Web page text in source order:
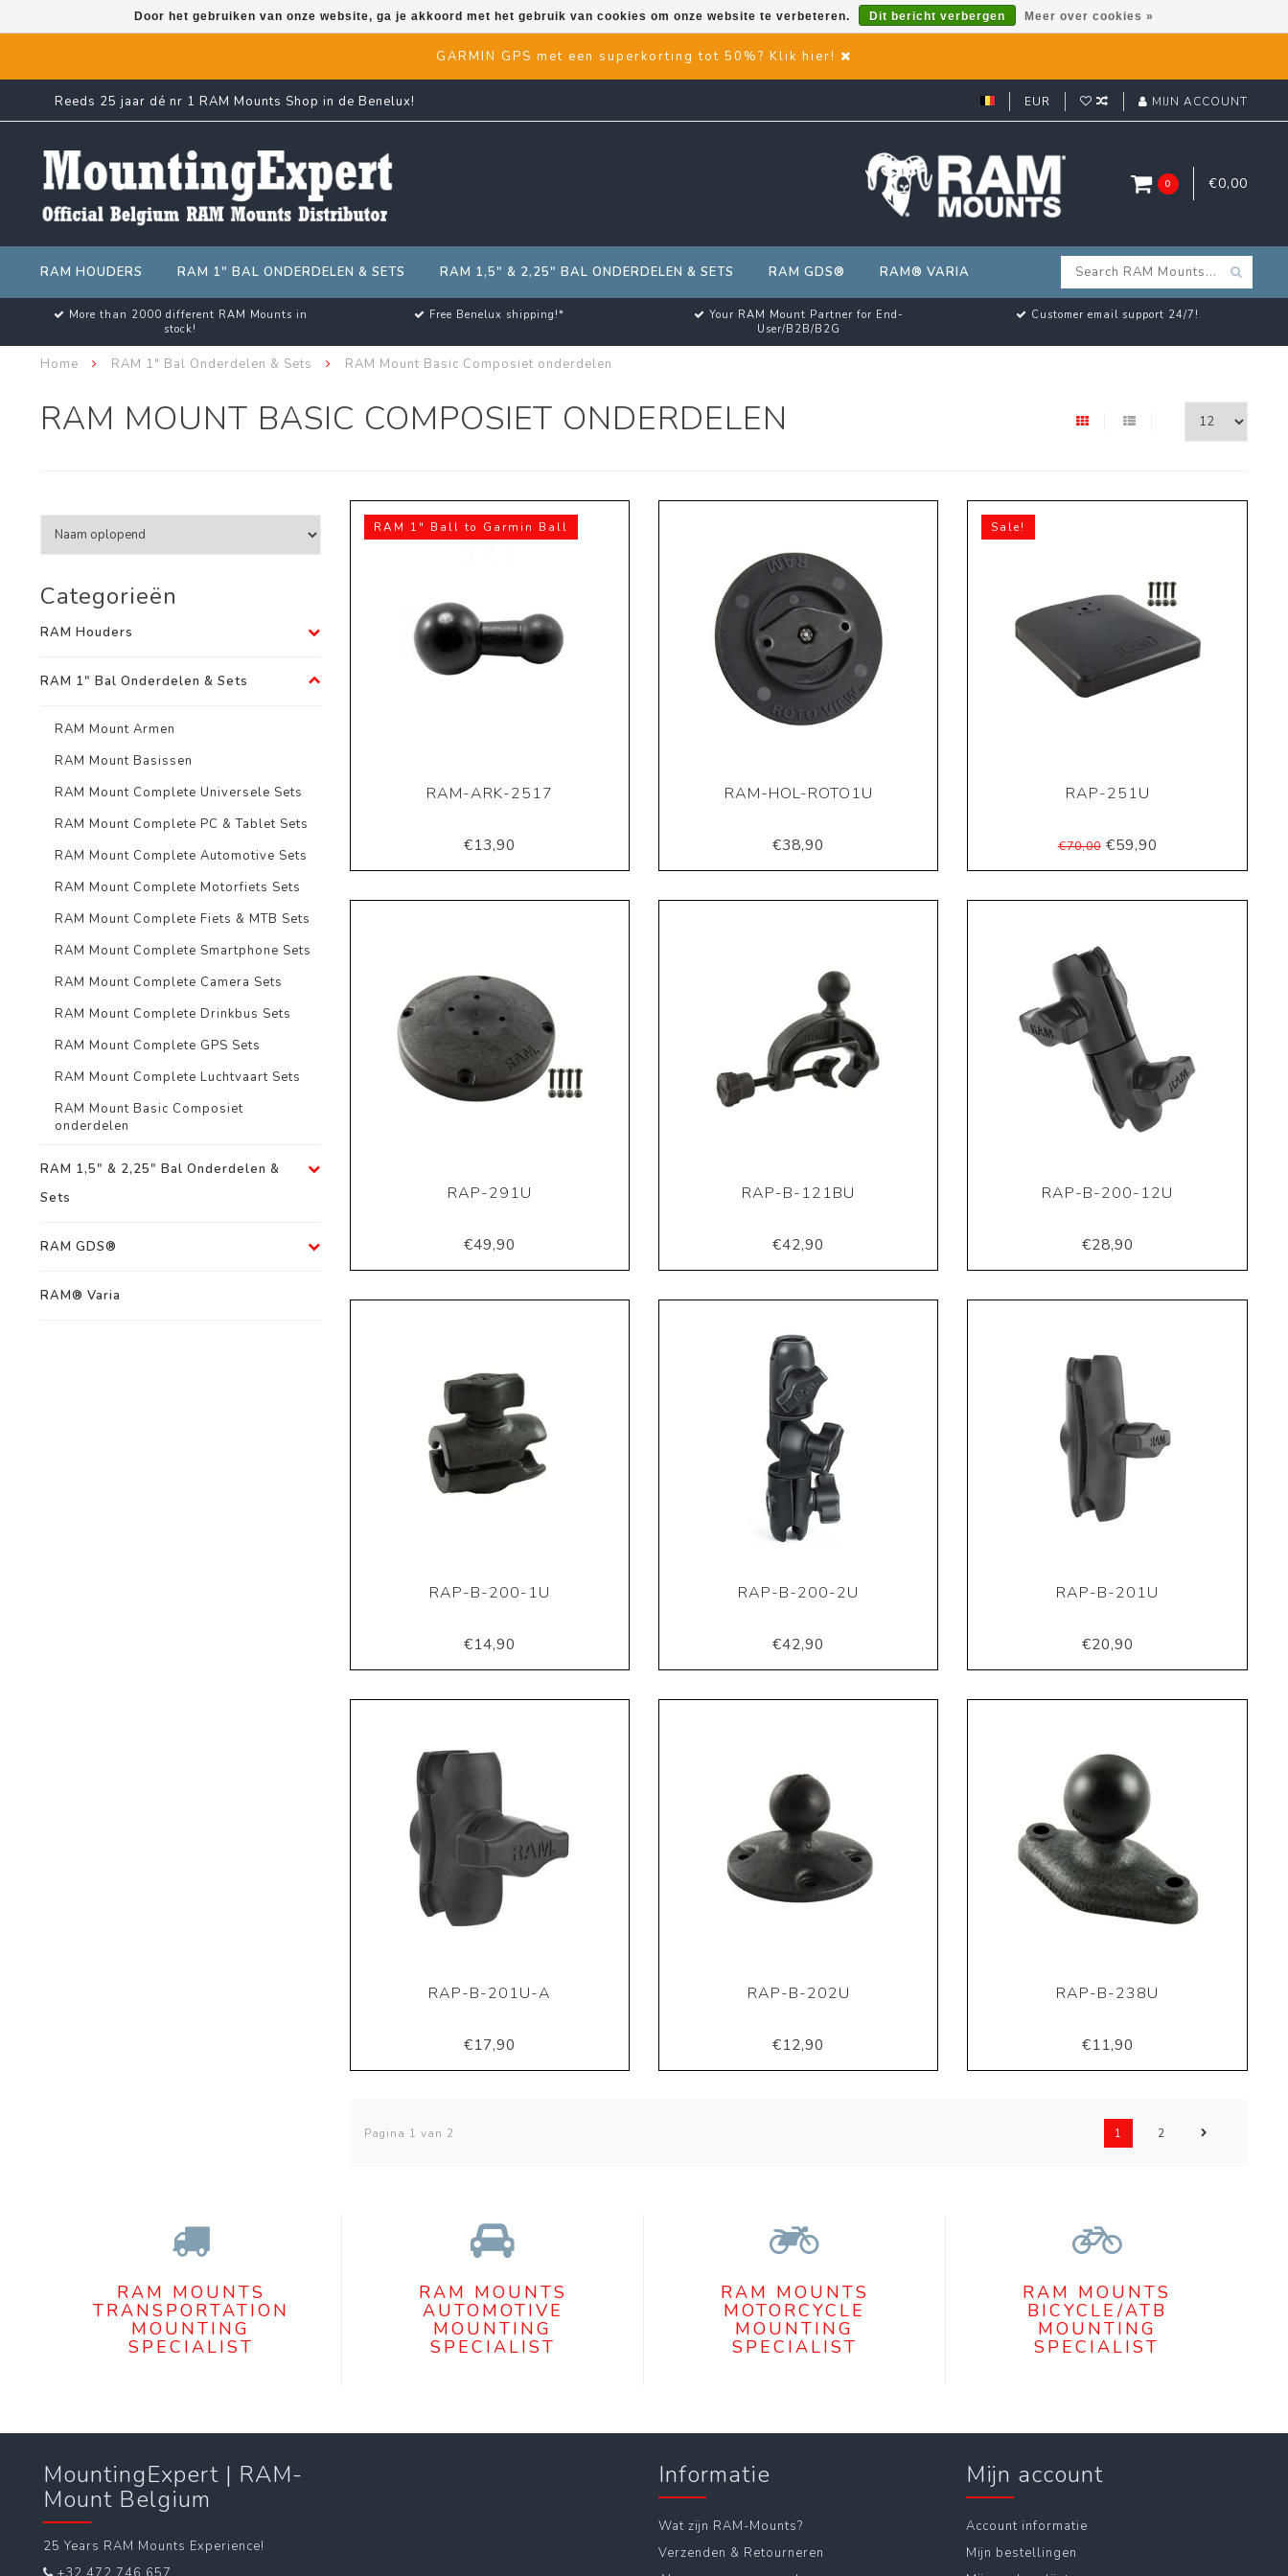
GARMIN GPS met een superkorting tot 50%? Klik hier!
Reeds 25 jaar dé nr 1 RAM Mounts Shop in de Benelux! EUR MIJN ACCOUNT
0 €0,00
RAM HOUDERS RAM 1" BAL ONDERDELEN & SETS RAM 1,5" & 2,25" BAL ONDERDELEN & SETS RAM GDS® RAM® VARIA
More than 2000 different RAM Mounts in
stock!
Free Benelux shipping!*
Your RAM Mount Partner for End-
User/B2B/B2G
Customer email support 24/7!
Home RAM 1" Bal Onderdelen & Sets RAM Mount Basic Composiet onderdelen
RAM MOUNT BASIC COMPOSIET ONDERDELEN
Categorieën
RAM Houders
RAM 1" Bal Onderdelen & Sets
RAM Mount Armen
RAM Mount Basissen
RAM Mount Complete Universele Sets
RAM Mount Complete PC & Tablet Sets
RAM Mount Complete Automotive Sets
RAM Mount Complete Motorfiets Sets
RAM Mount Complete Fiets & MTB Sets
RAM Mount Complete Smartphone Sets
RAM Mount Complete Camera Sets
RAM Mount Complete Drinkbus Sets
RAM Mount Complete GPS Sets
RAM Mount Complete Luchtvaart Sets
RAM Mount Basic Composiet
onderdelen
RAM 1,5" & 2,25" Bal Onderdelen &
Sets
RAM GDS®
RAM® Varia
RAM 1" Ball to Garmin Ball
RAM-ARK-2517
€13,90
RAM-HOL-ROTO1U
€38,90
Sale!
RAP-251U
€70,00€59,90
RAP-291U
€49,90
RAP-B-121BU
€42,90
RAP-B-200-12U
€28,90
RAP-B-200-1U
€14,90
RAP-B-200-2U
€42,90
RAP-B-201U
€20,90
RAP-B-201U-A
€17,90
RAP-B-202U
€12,90
RAP-B-238U
€11,90
Pagina 1 van 2 1 2
Door het gebruiken van onze website, ga je akkoord met het gebruik van cookies om onze website te verbeteren. Dit bericht verbergen Meer over cookies »
RAM MOUNTS
TRANSPORTATION
MOUNTING
SPECIALIST
RAM MOUNTS
AUTOMOTIVE
MOUNTING
SPECIALIST
RAM MOUNTS
MOTORCYCLE
MOUNTING
SPECIALIST
RAM MOUNTS
BICYCLE/ATB
MOUNTING
SPECIALIST
MountingExpert | RAM-
Mount Belgium
25 Years RAM Mounts Experience!
Informatie
Wat zijn RAM-Mounts?
Verzenden & Retourneren
Mijn account
Account informatie
Mijn bestellingen